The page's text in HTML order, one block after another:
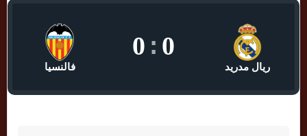
ريال مدريد
0
:
0
فالنسيا